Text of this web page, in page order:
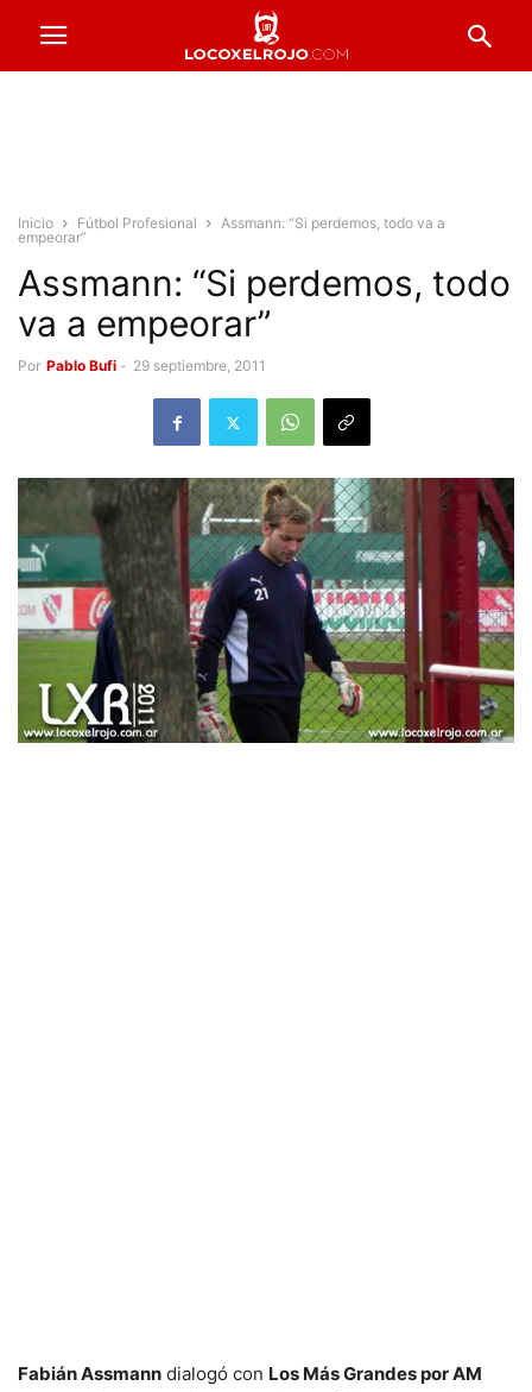
Inicio Fútbol Profesional
Assmann: “Si perdemos, todo va a
empeorar”
Assmann: “Si perdemos, todo
va a empeorar”
Por Pablo Bufi - 29 septiembre, 2011
Fabián Assmann dialogó con Los Más Grandes por AM